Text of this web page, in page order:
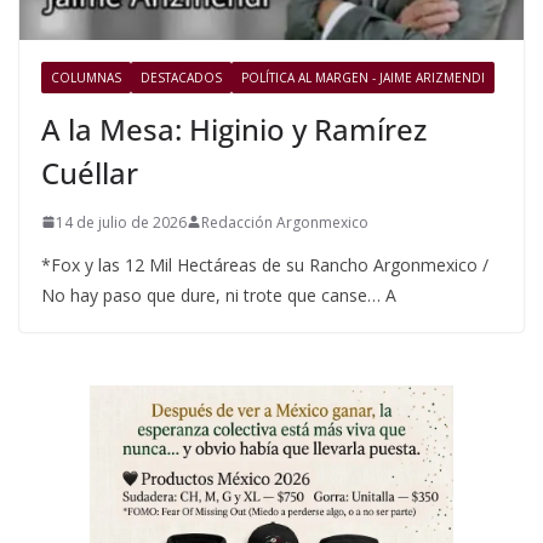
COLUMNAS DESTACADOS POLÍTICA AL MARGEN - JAIME ARIZMENDI
A la Mesa: Higinio y Ramírez
Cuéllar
14 de julio de 2026 Redacción Argonmexico
*Fox y las 12 Mil Hectáreas de su Rancho Argonmexico /
No hay paso que dure, ni trote que canse… A